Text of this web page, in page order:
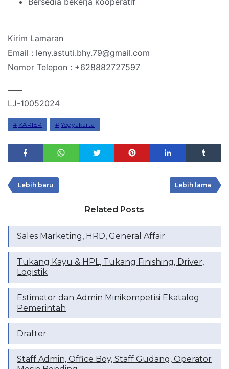
Kirim Lamaran
Email : leny.astuti.bhy.79@gmail.com
Nomor Telepon : +628882727597
LJ-10052024
KARIER Yogyakarta
Lebih baru Lebih lama
Related Posts
Sales Marketing, HRD, General Affair
Tukang Kayu & HPL, Tukang Finishing, Driver,
Logistik
Estimator dan Admin Minikompetisi Ekatalog
Pemerintah
Drafter
Staff Admin, Office Boy, Staff Gudang, Operator